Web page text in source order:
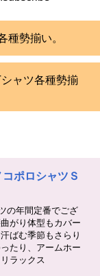
種勢揃い。
ャツ各種勢揃
ポロシャツＳ
の年間定番でござ
がり体型もカバー
ばむ季節もさらり
たり、アームホー
ラックス